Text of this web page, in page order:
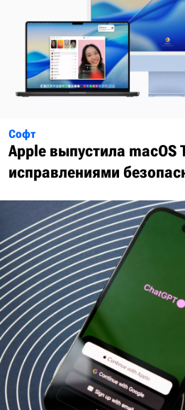
Софт
Apple выпустила macOS
исправлениями